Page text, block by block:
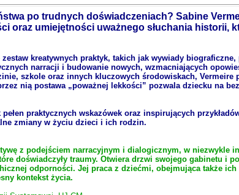
po trudnych doświadczeniach? Sabine
oraz umiejętności uważnego słuchania historii,
kreatywnych praktyk, takich jak wywiady
narracji i budowanie nowych, wzmacniających
szkole oraz innych kluczowych środowiskach, Vermeire
nią postawa „poważnej lekkości” pozwala dziecku na
praktycznych wskazówek oraz inspirujących
zmiany w życiu dzieci i ich rodzin.
z podejściem narracyjnym i dialogicznym, w niezwykle
doświadczyły traumy. Otwiera drzwi swojego gabinetu i
odporności. Jej praca z dziećmi, obejmująca także
kontekst życia.